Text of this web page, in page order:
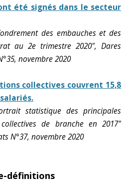
été signés dans le secteur
des embauches et des
au 2e trimestre 2020", Dares
novembre 2020
collectives couvrent 15,8
statistique des principales
de branche en 2017"
N°37, novembre 2020
définitions